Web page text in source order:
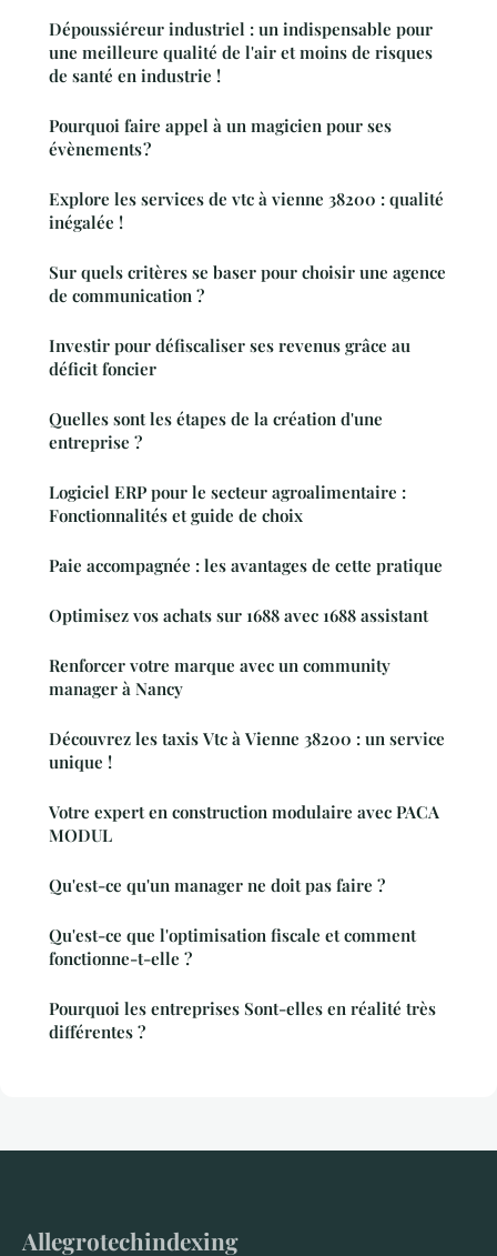
Dépoussiéreur industriel : un indispensable pour
une meilleure qualité de l'air et moins de risques
de santé en industrie !
Pourquoi faire appel à un magicien pour ses
évènements ?
Explore les services de vtc à vienne 38200 : qualité
inégalée !
Sur quels critères se baser pour choisir une agence
de communication ?
Investir pour défiscaliser ses revenus grâce au
déficit foncier
Quelles sont les étapes de la création d'une
entreprise ?
Logiciel ERP pour le secteur agroalimentaire :
Fonctionnalités et guide de choix
Paie accompagnée : les avantages de cette pratique
Optimisez vos achats sur 1688 avec 1688 assistant
Renforcer votre marque avec un community
manager à Nancy
Découvrez les taxis Vtc à Vienne 38200 : un service
unique !
Votre expert en construction modulaire avec PACA
MODUL
Qu'est-ce qu'un manager ne doit pas faire ?
Qu'est-ce que l'optimisation fiscale et comment
fonctionne-t-elle ?
Pourquoi les entreprises Sont-elles en réalité très
différentes ?
Allegrotechindexing